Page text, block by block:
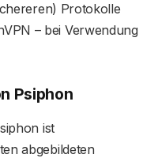
Protokolle
– bei Verwendung
Psiphon
ist
abgebildeten